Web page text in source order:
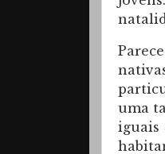
uma
iguais